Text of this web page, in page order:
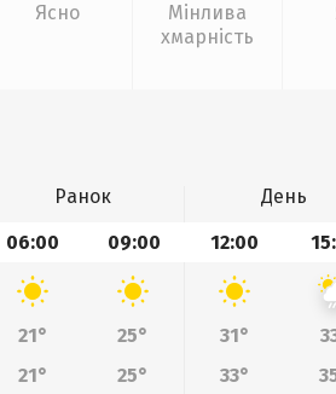
Ясно
Мінлива
хмарність
Ранок День
06:00 09:00 12:00
21° 25° 31°
21° 25° 33°